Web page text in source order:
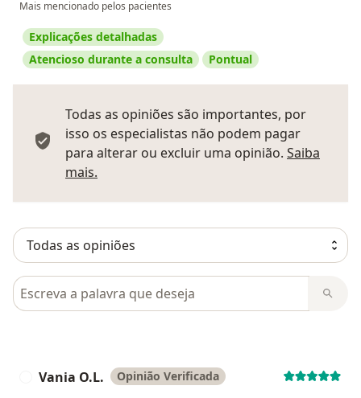
Mais mencionado pelos pacientes
Explicações detalhadas
Atencioso durante a consulta
Pontual
Todas as opiniões são importantes, por
isso os especialistas não podem pagar
para alterar ou excluir uma opinião. Saiba
mais.
Pesquisar em opiniões
Vania O.L. Opinião Verificada